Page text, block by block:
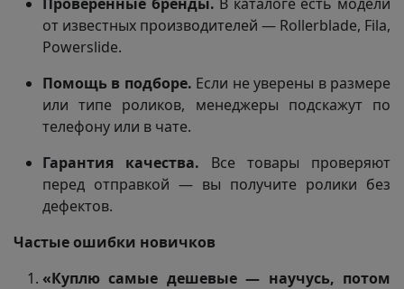
от известных производителей — Rollerblade, Fila,
Powerslide.
Помощь в подборе. Если не уверены в размере
или типе роликов, менеджеры подскажут по
телефону или в чате.
Гарантия качества. Все товары проверяют
перед отправкой — вы получите ролики без
дефектов.
Частые ошибки новичков
«Куплю самые дешевые — научусь, потом